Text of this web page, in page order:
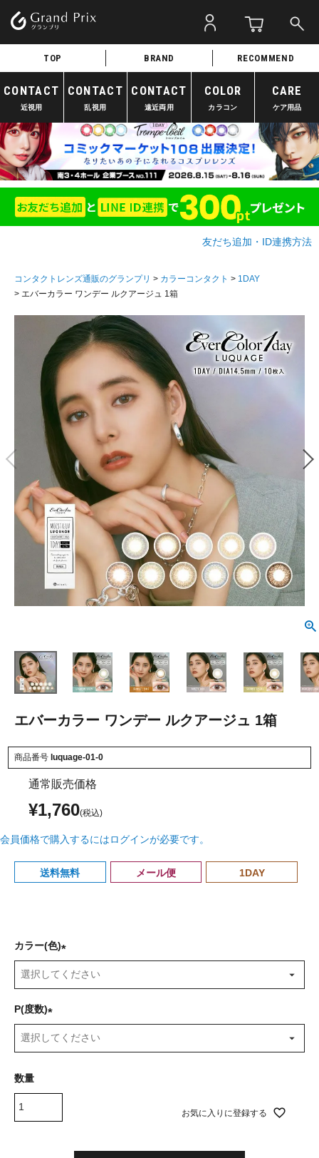
TOP BRAND RECOMMEND
CONTACT
近視用
CONTACT
乱視用
CONTACT
遠近両用
COLOR
カラコン
CARE
ケア用品
友だち追加・ID連携方法
コンタクトレンズ通販のグランプリ カラーコンタクト
1DAY
エバーカラー ワンデー ルクアージュ 1箱
エバーカラー ワンデー ルクアージュ 1箱
商品番号 luquage-01-0
通常販売価格
¥1,760
会員価格で購入するにはログインが必要です。
送料無料 メール便 1DAY
カラー(色)
必
)
P(度数)
必
お気に入りに登録する